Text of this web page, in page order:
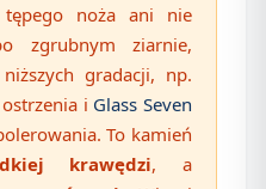
noża ani nie
zgrubnym ziarnie,
gradacji, np.
i Glass Seven
To kamień
krawędzi, a